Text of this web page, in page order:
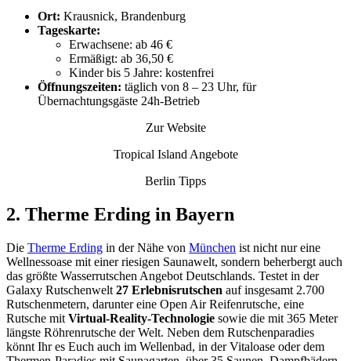
Ort: Krausnick, Brandenburg
Tageskarte:
Erwachsene: ab 46 €
Ermäßigt: ab 36,50 €
Kinder bis 5 Jahre: kostenfrei
Öffnungszeiten: täglich von 8 – 23 Uhr, für
Übernachtungsgäste 24h-Betrieb
Zur Website
Tropical Island Angebote
Berlin Tipps
2. Therme Erding in Bayern
Die Therme Erding in der Nähe von München ist nicht nur eine
Wellnessoase mit einer riesigen Saunawelt, sondern beherbergt auch
das größte Wasserrutschen Angebot Deutschlands. Testet in der
Galaxy Rutschenwelt 27 Erlebnisrutschen auf insgesamt 2.700
Rutschenmetern, darunter eine Open Air Reifenrutsche, eine
Rutsche mit Virtual-Reality-Technologie sowie die mit 365 Meter
längste Röhrenrutsche der Welt. Neben dem Rutschenparadies
könnt Ihr es Euch auch im Wellenbad, in der Vitaloase oder dem